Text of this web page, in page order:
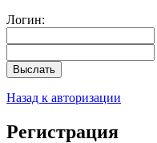
Логин:
Выслать
Назад к авторизации
Регистрация